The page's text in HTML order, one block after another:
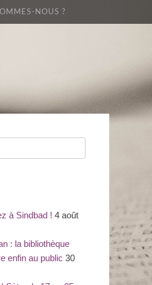
NOUS ?
à Sindbad ! 4 août
: la bibliothèque
enfin au public 30